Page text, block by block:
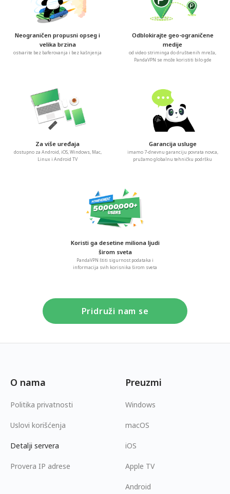
Neograničen propusni opseg i
velika brzina
ostvarite bez baferovanja i bez kašnjenja
Odblokirajte geo-ograničene
medije
od video striminga do društvenih mreža,
PandaVPN se može koristiti bilo gde
Za više uređaja
dostupno za Android, iOS, Windows, Mac,
Linux i Android TV
Garancija usluge
imamo 7-dnevnu garanciju povrata novca,
pružamo globalnu tehničku podršku
Koristi ga desetine miliona ljudi
širom sveta
PandaVPN štiti sigurnost podataka i
informacija svih korisnika širom sveta
Pridruži nam se
O nama
Politika privatnosti
Uslovi korišćenja
Detalji servera
Provera IP adrese
Preuzmi
Windows
macOS
iOS
Apple TV
Android